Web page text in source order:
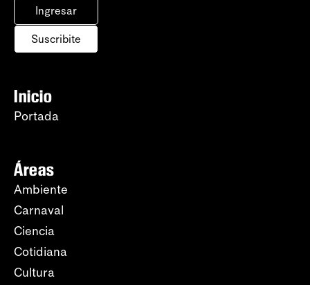
Ingresar
Suscribite
Inicio
Portada
Áreas
Ambiente
Carnaval
Ciencia
Cotidiana
Cultura